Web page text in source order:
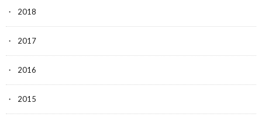
2018
2017
2016
2015